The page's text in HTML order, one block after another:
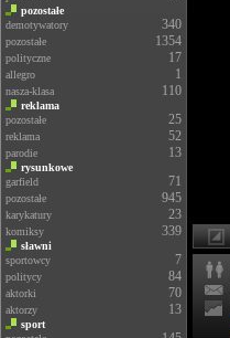
pozostałe
demotywatory
340
pozostałe 1354
polityczne 17
allegro 1
nasza-klasa 110
reklama
pozostałe
25
reklama 52
parodie 13
rysunkowe
garfield
71
pozostałe 945
karykatury 23
komiksy 339
sławni
sportowcy
7
politycy 84
aktorki 70
aktorzy 13
sport